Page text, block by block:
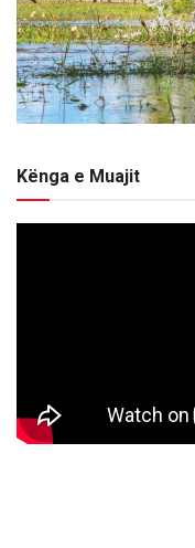
Kënga e Muajit